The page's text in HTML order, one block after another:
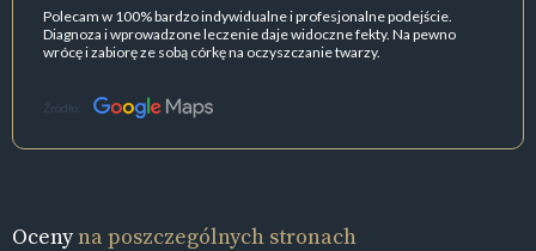
Polecam w 100% bardzo indywidualne i profesjonalne podejście.
Diagnoza i wprowadzone leczenie daje widoczne fekty. Na pewno
wrócę i zabiorę ze sobą córkę na oczyszczanie twarzy.
Źródło:
Ocenyna poszczególnych stronach